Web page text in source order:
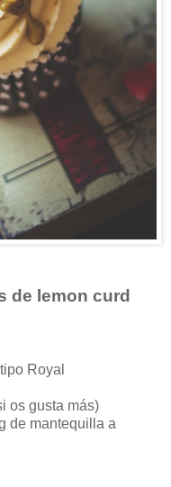
de lemon curd
Royal
os gusta más)
de mantequilla a